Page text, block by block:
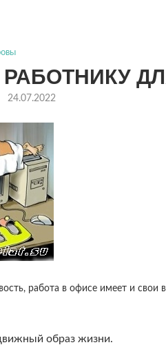
24.07.2022
работа в офисе имеет и
образ жизни.